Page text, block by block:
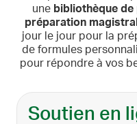
une bibliothèque de
préparation
jour le jour pour la
de formules
pour répondre à vos
Soutien en